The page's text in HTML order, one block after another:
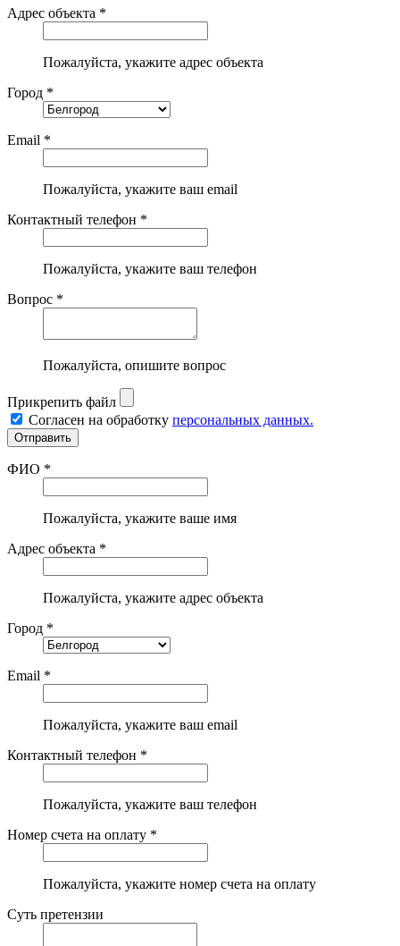
Адрес объекта *
Пожалуйста, укажите адрес объекта
Город *
Email *
Пожалуйста, укажите ваш email
Контактный телефон *
Пожалуйста, укажите ваш телефон
Вопрос *
Пожалуйста, опишите вопрос
Прикрепить файл
Согласен на обработку персональных данных.
ФИО *
Пожалуйста, укажите ваше имя
Адрес объекта *
Пожалуйста, укажите адрес объекта
Город *
Email *
Пожалуйста, укажите ваш email
Контактный телефон *
Пожалуйста, укажите ваш телефон
Номер счета на оплату *
Пожалуйста, укажите номер счета на оплату
Суть претензии